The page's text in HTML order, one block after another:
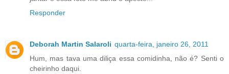
Responder
Deborah Martin Salaroli quarta-feira, janeiro 26, 2011
Hum, mas tava uma diliça essa comidinha, não é? Senti o
cheirinho daqui.